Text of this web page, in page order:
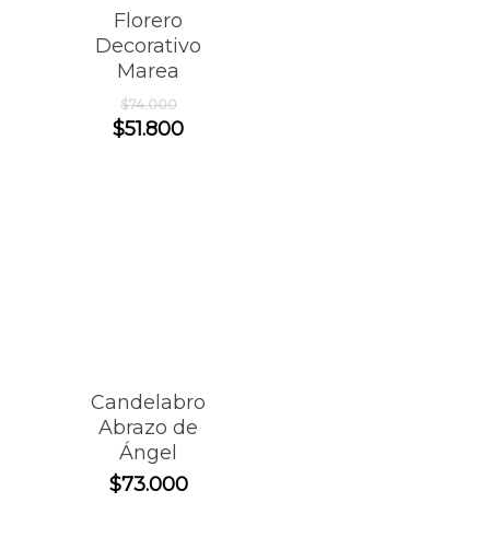
Florero
Decorativo
Marea
$74.000El
precio
$51.800El
Candelabro
Abrazo de
Ángel
$73.000